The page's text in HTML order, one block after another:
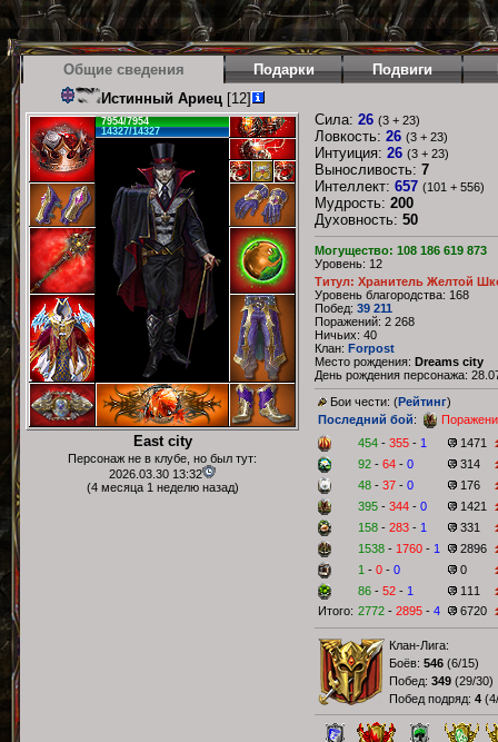
Общие сведения Подарки Подвиги
Истинный Ариец[12]
7954/7954
14327/14327
East city
Персонаж не в клубе, но был тут:
2026.03.30 13:32
(4 месяца 1 неделю назад)
Сила: 26 (3 + 23)
Ловкость: 26 (3 + 23)
Интуиция: 26 (3 + 23)
Выносливость: 7
Интеллект: 657 (101 + 556)
Мудрость: 200
Духовность: 50
Могущество: 108 186 619 873
Уровень: 12
Титул: Хранитель Желтой
Уровень благородства: 168
Побед: 39 211
Поражений: 2 268
Ничьих: 40
Клан: Forpost
Место рождения: Dreams city
День рождения персонажа:
Бои чести: (Рейтинг)
Последний бой:
454 - 355 - 1
1471
92 - 64 - 0
314
48 - 37 - 0
176
395 - 344 - 0
1421
158 - 283 - 1
331
1538 - 1760 - 1
2896
1 - 0 - 0
0
86 - 52 - 1
111
Итого: 2772 - 2895 - 4 6720
Клан-Лига:
Боёв: 546 (6/15)
Побед: 349 (29/30)
Побед подряд: 4 (